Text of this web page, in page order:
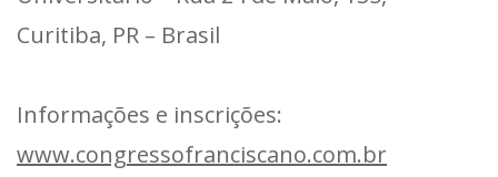
Curitiba, PR – Brasil
Informações e inscrições:
www.congressofranciscano.com.br